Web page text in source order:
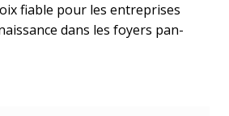
fiable pour les entreprises
dans les foyers pan-